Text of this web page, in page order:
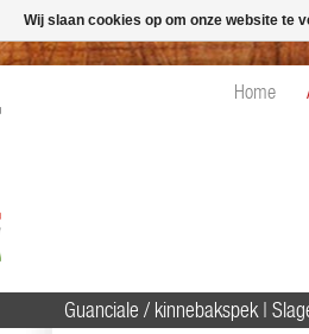
Home
Guanciale / kinnebakspek |
Wij slaan cookies op om onze website te